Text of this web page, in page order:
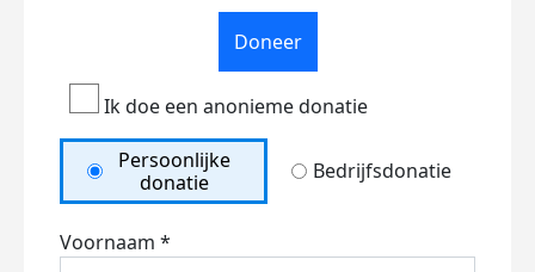
Doneer
Ik doe een anonieme donatie
Persoonlijke
donatie
Bedrijfsdonatie
Voornaam *